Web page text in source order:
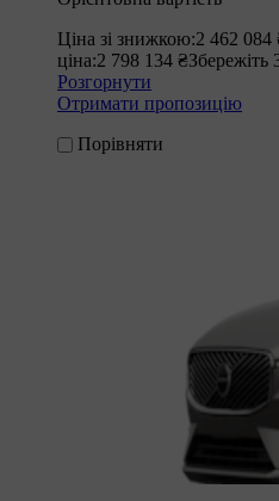
Ціна зі знижкою:2 462 084
ціна:2 798 134 ₴Збережіть
Розгорнути
Отримати пропозицію
Порівняти